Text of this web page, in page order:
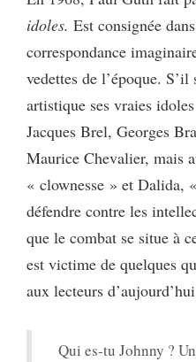
idoles. Est consignée
correspondance
vedettes de l’époque.
artistique ses vraies
Jacques Brel, Georges
Maurice Chevalier, mais
« clownesse » et Dalida,
défendre contre les
que le combat se situe à
est victime de quelques
aux lecteurs
Qui es-tu Johnny ?